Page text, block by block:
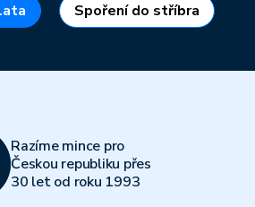
Spoření do stříbra
Razíme mince pro
Českou republiku přes
30 let od roku 1993